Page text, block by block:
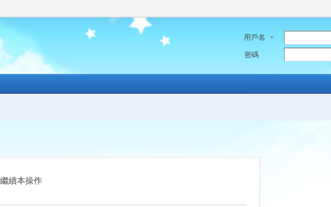
用戶名
密碼
續本操作